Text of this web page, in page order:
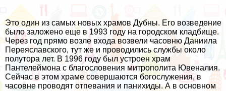
Это один из самых новых храмов Дубны. Его возведение
было заложено еще в 1993 году на городском кладбище.
Через год прямо возле входа возвели часовню Даниила
Переяславского, тут же и проводились службы около
полутора лет. В 1996 году был устроен храм
Пантелеймона с благословения митрополита Ювеналия.
Сейчас в этом храме совершаются богослужения, в
часовне проводят отпевания и панихиды. А в основном